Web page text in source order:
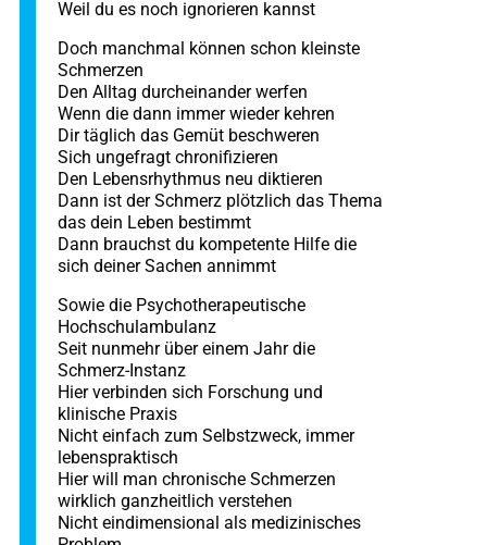
Weil du es noch ignorieren kannst
Doch manchmal können schon kleinste
Schmerzen
Den Alltag durcheinander werfen
Wenn die dann immer wieder kehren
Dir täglich das Gemüt beschweren
Sich ungefragt chronifizieren
Den Lebensrhythmus neu diktieren
Dann ist der Schmerz plötzlich das Thema
das dein Leben bestimmt
Dann brauchst du kompetente Hilfe die
sich deiner Sachen annimmt
Sowie die Psychotherapeutische
Hochschulambulanz
Seit nunmehr über einem Jahr die
Schmerz-Instanz
Hier verbinden sich Forschung und
klinische Praxis
Nicht einfach zum Selbstzweck, immer
lebenspraktisch
Hier will man chronische Schmerzen
wirklich ganzheitlich verstehen
Nicht eindimensional als medizinisches